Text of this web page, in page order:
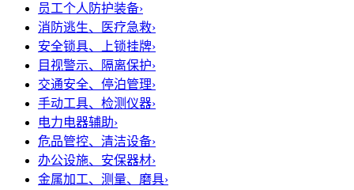
员工个人防护装备›
消防逃生、医疗急救›
安全锁具、上锁挂牌›
目视警示、隔离保护›
交通安全、停泊管理›
手动工具、检测仪器›
电力电器辅助›
危品管控、清洁设备›
办公设施、安保器材›
金属加工、测量、磨具›